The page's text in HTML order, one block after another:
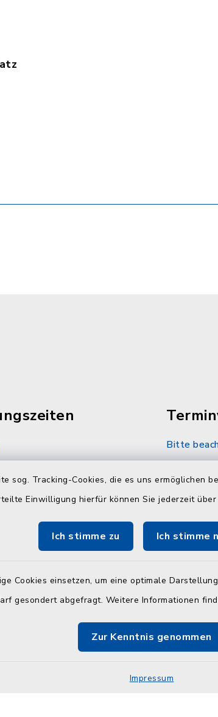
sog. Tracking-Cookies, die es uns ermöglichen
Einwilligung hierfür können Sie jederzeit über
Ich stimme zu Ich stimme
Cookies einsetzen, um eine optimale
gesondert abgefragt. Weitere Informationen
Zur Kenntnis genommen
Impressum
Uhr
Bitte
nach
unter